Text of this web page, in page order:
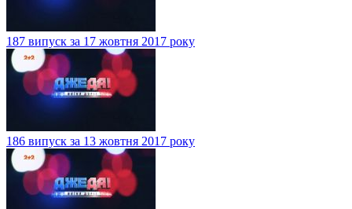
187 випуск за 17 жовтня 2017 року
186 випуск за 13 жовтня 2017 року